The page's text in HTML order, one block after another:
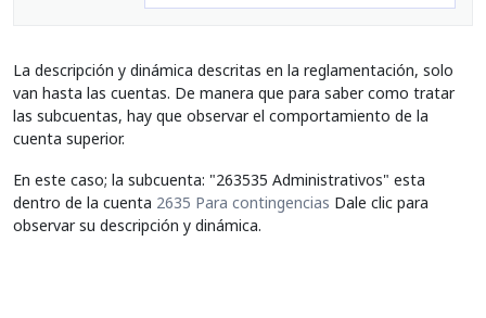
La descripción y dinámica descritas en la reglamentación, solo
van hasta las cuentas. De manera que para saber como tratar
las subcuentas, hay que observar el comportamiento de la
cuenta superior.
En este caso; la subcuenta: "263535 Administrativos" esta
dentro de la cuenta 2635 Para contingencias Dale clic para
observar su descripción y dinámica.